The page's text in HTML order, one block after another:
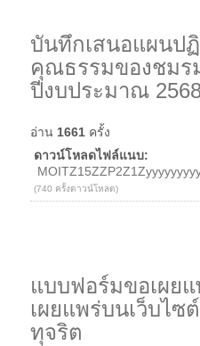
บันทึกเสนอแผนป
คุณธรรมของชมร
ปีงบประมาณ
อ่าน 1661 ครั้ง
ดาวน์โหลดไฟล์แนบ:
(740 ครั้งดาวน์โหลด)
แบบฟอร์มขอเผย
เผยแพร่บนเว็บไซ
ทุจริต